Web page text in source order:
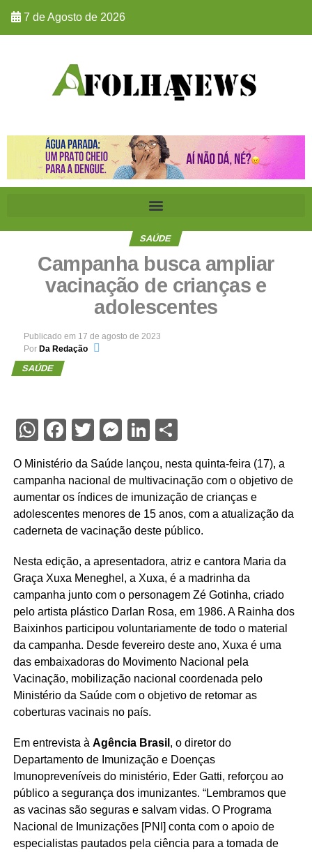
7 de Agosto de 2026
SAÚDE
Campanha busca ampliar
vacinação de crianças e
adolescentes
Publicado em 17 de agosto de 2023
Por Da Redação
SAÚDE
WhatsApp
Facebook
Twitter
Messenger
LinkedIn
Share
O Ministério da Saúde lançou, nesta quinta-feira (17), a
campanha nacional de multivacinação com o objetivo de
aumentar os índices de imunização de crianças e
adolescentes menores de 15 anos, com a atualização da
caderneta de vacinação deste público.
Nesta edição, a apresentadora, atriz e cantora Maria da
Graça Xuxa Meneghel, a Xuxa, é a madrinha da
campanha junto com o personagem Zé Gotinha, criado
pelo artista plástico Darlan Rosa, em 1986. A Rainha dos
Baixinhos participou voluntariamente de todo o material
da campanha. Desde fevereiro deste ano, Xuxa é uma
das embaixadoras do Movimento Nacional pela
Vacinação, mobilização nacional coordenada pelo
Ministério da Saúde com o objetivo de retomar as
coberturas vacinais no país.
Em entrevista à Agência Brasil , o diretor do
Departamento de Imunização e Doenças
Imunopreveníveis do ministério, Eder Gatti, reforçou ao
público a segurança dos imunizantes. “Lembramos que
as vacinas são seguras e salvam vidas. O Programa
Nacional de Imunizações [PNI] conta com o apoio de
especialistas pautados pela ciência para a tomada de